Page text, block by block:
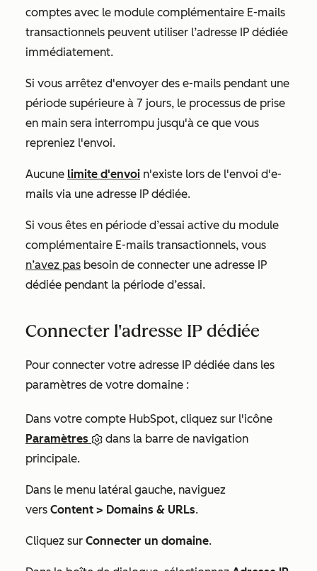
comptes avec le module complémentaire E-mails
transactionnels peuvent utiliser l’adresse IP dédiée
immédiatement.
Si vous arrêtez d'envoyer des e-mails pendant une
période supérieure à 7 jours, le processus de prise
en main sera interrompu jusqu'à ce que vous
repreniez l'envoi.
Aucune limite d'envoi n'existe lors de l'envoi d'e-
mails via une adresse IP dédiée.
Si vous êtes en période d’essai active du module
complémentaire E-mails transactionnels, vous
n’avez pas besoin de connecter une adresse IP
dédiée pendant la période d’essai.
Connecter l'adresse IP dédiée
Pour connecter votre adresse IP dédiée dans les
paramètres de votre domaine :
Dans votre compte HubSpot, cliquez sur l'icône
Paramètres
dans la barre de navigation
principale.
Dans le menu latéral gauche, naviguez
vers Content > Domains & URLs.
Cliquez sur Connecter un domaine.